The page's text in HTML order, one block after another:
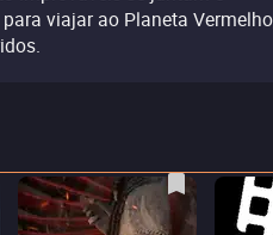
viajar ao Planeta